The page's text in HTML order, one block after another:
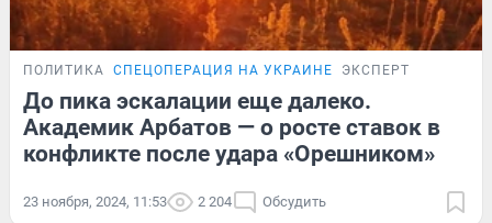
ПОЛИТИКА СПЕЦОПЕРАЦИЯ НА УКРАИНЕ ЭКСПЕРТ
До пика эскалации еще далеко.
Академик Арбатов — о росте ставок в
конфликте после удара «Орешником»
23 ноября, 2024, 11:53 2 204 Обсудить